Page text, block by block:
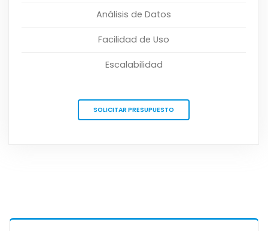
Análisis de Datos
Facilidad de Uso
Escalabilidad
SOLICITAR PRESUPUESTO